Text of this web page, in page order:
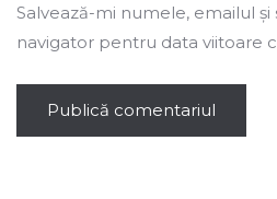
Salvează-mi numele, emailul
navigator pentru data viitoare